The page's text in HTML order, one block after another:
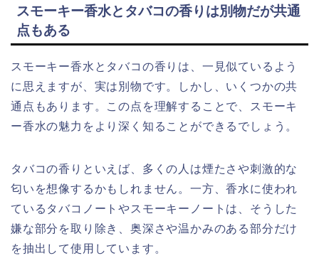
スモーキー香水とタバコの香りは別物だが共通
点もある
スモーキー香水とタバコの香りは、一見似ているよう
に思えますが、実は別物です。しかし、いくつかの共
通点もあります。この点を理解することで、スモーキ
ー香水の魅力をより深く知ることができるでしょう。
タバコの香りといえば、多くの人は煙たさや刺激的な
匂いを想像するかもしれません。一方、香水に使われ
ているタバコノートやスモーキーノートは、そうした
嫌な部分を取り除き、奥深さや温かみのある部分だけ
を抽出して使用しています。